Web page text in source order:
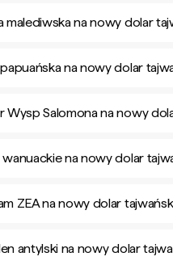
malediwska na nowy dolar
na nowy dolar
Wysp Salomona na nowy
na nowy dolar
ZEA na nowy dolar
antylski na nowy dolar